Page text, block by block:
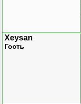
Xeysan
Гость